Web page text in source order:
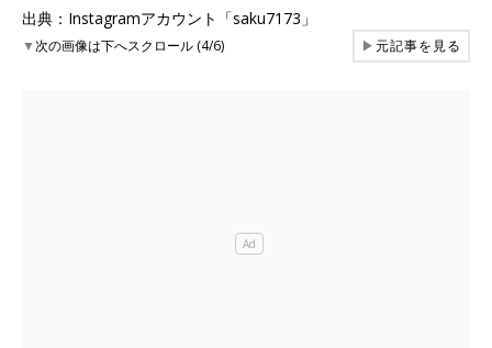
出典：Instagramアカウント「saku7173」
▼次の画像は下へスクロール (4/6) ▶元記事を見る